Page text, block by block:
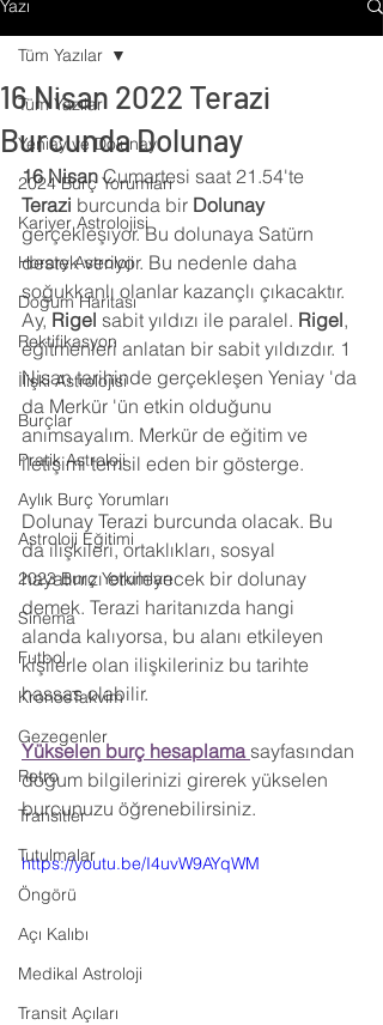
Yazı
Tüm Yazılar
Yeniay ve Dolunay
2024 Burç Yorumları
Kariyer Astrolojisi
Horary Astroloji
Doğum Haritası
Rektifikasyon
İlişki Astrolojisi
Burçlar
Pratik Astroloji
Aylık Burç Yorumları
Astroloji Eğitimi
2023 Burç Yorumları
Sinema
Futbol
KronosTakvim
Gezegenler
Retro
Transitler
Tutulmalar
Öngörü
Açı Kalıbı
Medikal Astroloji
Transit Açıları
Tüm Yazılar
16 Nisan 2022 Terazi
Burcunda Dolunay
16 Nisan Cumartesi saat 21.54'te
Terazi burcunda bir Dolunay
gerçekleşiyor. Bu dolunaya Satürn
destek veriyor. Bu nedenle daha
soğukkanlı olanlar kazançlı çıkacaktır.
Ay, Rigel sabit yıldızı ile paralel. Rigel,
eğitmenleri anlatan bir sabit yıldızdır. 1
Nisan tarihinde gerçekleşen Yeniay 'da
da Merkür 'ün etkin olduğunu
anımsayalım. Merkür de eğitim ve
iletişimi temsil eden bir gösterge.
Dolunay Terazi burcunda olacak. Bu
da ilişkileri, ortaklıkları, sosyal
hayatınızı etkileyecek bir dolunay
demek. Terazi haritanızda hangi
alanda kalıyorsa, bu alanı etkileyen
kişilerle olan ilişkileriniz bu tarihte
hassas olabilir.
Yükselen burç hesaplama sayfasından
doğum bilgilerinizi girerek yükselen
burcunuzu öğrenebilirsiniz.
https://youtu.be/I4uvW9AYqWM